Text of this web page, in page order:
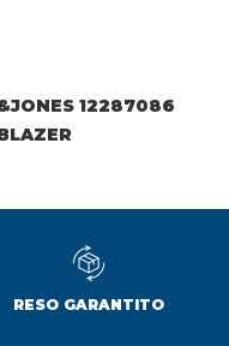
12287086
RESO GARANTITO